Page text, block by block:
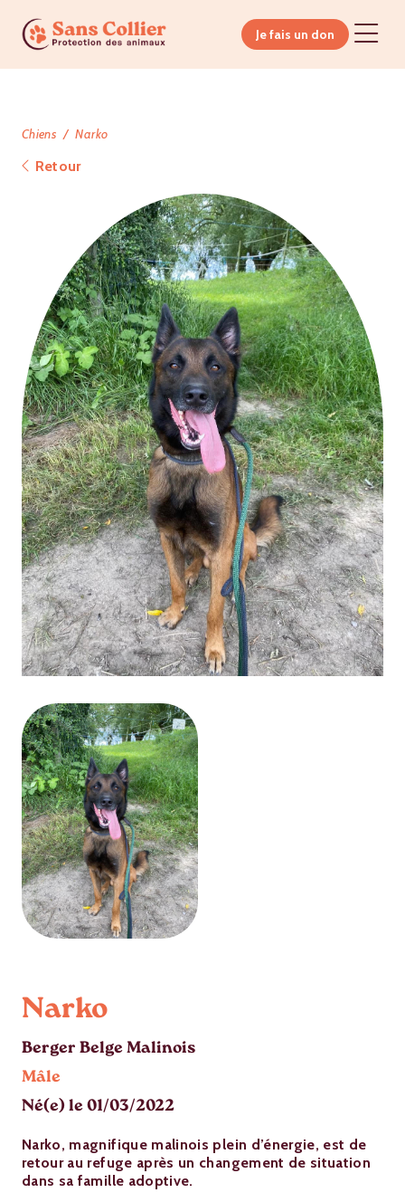
Je fais un don
Chiens Narko
Retour
Narko
Berger Belge Malinois
Mâle
Né(e) le 01/03/2022
Narko, magnifique malinois plein d’énergie, est de
retour au refuge après un changement de situation
dans sa famille adoptive.